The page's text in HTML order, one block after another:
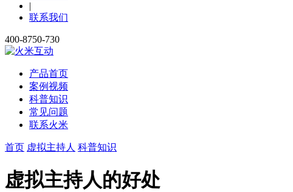
|
联系我们
400-8750-730
产品首页
案例视频
科普知识
常见问题
联系火米
首页 虚拟主持人 科普知识
虚拟主持人的好处